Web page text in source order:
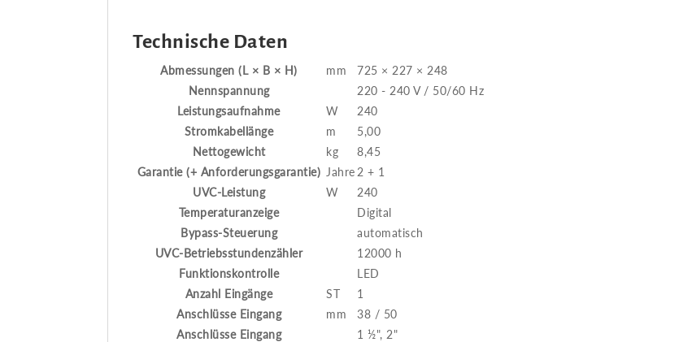
Technische Daten
Abmessungen (L × B × H) mm
725 × 227 × 248
Nennspannung
220 - 240 V / 50/60 Hz
Leistungsaufnahme
W
240
Stromkabellänge
m
5,00
Nettogewicht
kg
8,45
Garantie (+ Anforderungsgarantie) Jahre 2 + 1
UVC-Leistung
W
240
Temperaturanzeige
Digital
Bypass-Steuerung
automatisch
UVC-Betriebsstundenzähler
12000 h
Funktionskontrolle
LED
Anzahl Eingänge
ST
1
Anschlüsse Eingang
mm
38 / 50
Anschlüsse Eingang
1 ½", 2"